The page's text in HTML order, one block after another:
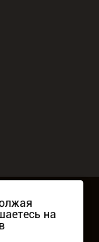
на